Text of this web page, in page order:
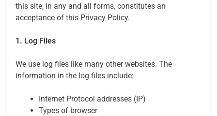
this site, in any and all forms, constitutes an
acceptance of this Privacy Policy.
1. Log Files
We use log files like many other websites. The
information in the log files include:
Internet Protocol addresses (IP)
Types of browser